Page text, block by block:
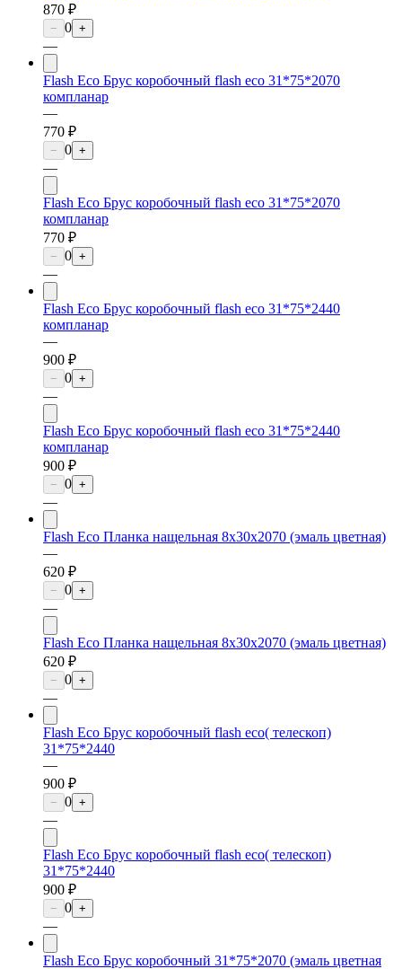
870 ₽
− 0 +
—
Flash Eco Брус коробочный flash eco 31*75*2070
компланар
—
770 ₽
− 0 +
—
Flash Eco Брус коробочный flash eco 31*75*2070
компланар
770 ₽
− 0 +
—
Flash Eco Брус коробочный flash eco 31*75*2440
компланар
—
900 ₽
− 0 +
—
Flash Eco Брус коробочный flash eco 31*75*2440
компланар
900 ₽
− 0 +
—
Flash Eco Планка нащельная 8х30х2070 (эмаль цветная)
—
620 ₽
− 0 +
—
Flash Eco Планка нащельная 8х30х2070 (эмаль цветная)
620 ₽
− 0 +
—
Flash Eco Брус коробочный flash eco( телескоп)
31*75*2440
—
900 ₽
− 0 +
—
Flash Eco Брус коробочный flash eco( телескоп)
31*75*2440
900 ₽
− 0 +
—
Flash Eco Брус коробочный 31*75*2070 (эмаль цветная